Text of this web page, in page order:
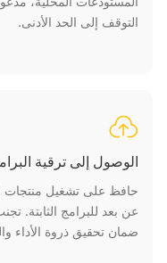
التوقف إلى الحد الأدنى.
الوصول إلى ترقية
عن بعد للبرامج الثابتة.
ضمان تحقيق ذروة الأداء